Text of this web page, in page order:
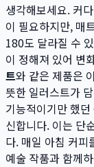
생각해보세요. 커
이 필요하지만, 매
180도 달라질 수
이 정해져 있어 변
트와 같은 제품은
뜻한 일러스트가
기능적이기만 했
신합니다. 이는 단
다. 매일 아침 커피
예술 작품과 함께